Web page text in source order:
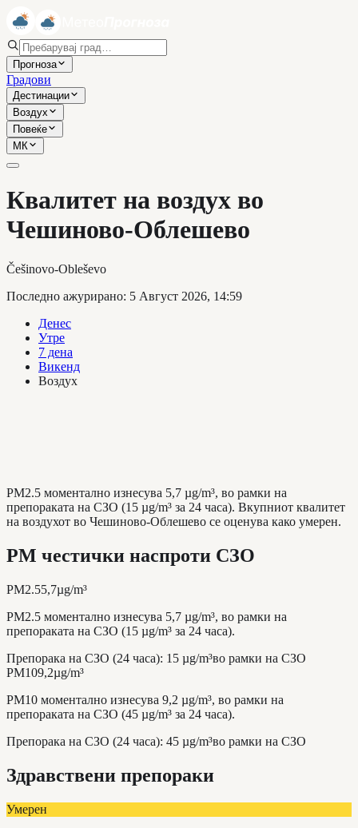
Прогноза
Градови
Дестинации
Воздух
Повеќе
МК
Квалитет на воздух во
Чешиново-Облешево
Češinovo-Obleševo
Последно ажурирано: 5 Август 2026, 14:59
Денес
Утре
7 дена
Викенд
Воздух
PM2.5 моментално изнесува 5,7 µg/m³, во рамки на
препораката на СЗО (15 µg/m³ за 24 часа). Вкупниот квалитет
на воздухот во Чешиново-Облешево се оценува како умерен.
PM честички наспроти СЗО
PM2.55,7µg/m³
PM2.5 моментално изнесува 5,7 µg/m³, во рамки на
препораката на СЗО (15 µg/m³ за 24 часа).
Препорака на СЗО (24 часа): 15 µg/m³во рамки на СЗО
PM109,2µg/m³
PM10 моментално изнесува 9,2 µg/m³, во рамки на
препораката на СЗО (45 µg/m³ за 24 часа).
Препорака на СЗО (24 часа): 45 µg/m³во рамки на СЗО
Здравствени препораки
Умерен